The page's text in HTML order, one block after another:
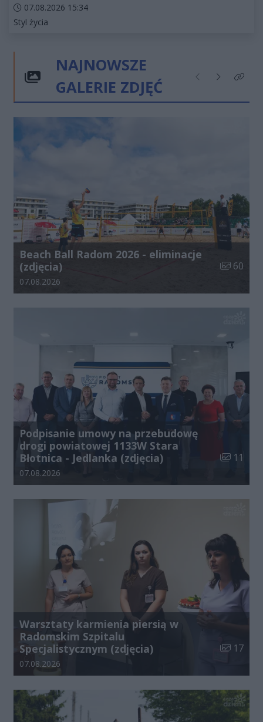
Data dodania artykułu:
07.08.2026 15:34
Kategorie artykułu:
Styl życia
NAJNOWSZE
GALERIE ZDJĘĆ
Poprzednie
NastępneKliknij
Beach Ball Radom 2026 - eliminacje
(zdjęcia)
Liczba
60
Data dodania galerii:
07.08.2026
Podpisanie umowy na przebudowę
drogi powiatowej 1133W Stara
Błotnica - Jedlanka (zdjęcia)
Liczba
11
Data dodania galerii:
07.08.2026
Warsztaty karmienia piersią w
Radomskim Szpitalu
Specjalistycznym (zdjęcia)
Liczba
17
Data dodania galerii:
07.08.2026